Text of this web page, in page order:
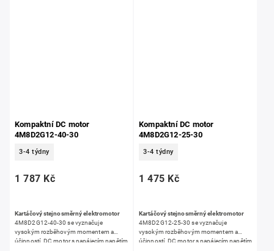
Kompaktní DC motor
4M8D2G12-40-30
3-4 týdny
1 787 Kč
Kartáčový stejnosměrný elektromotor
4M8D2G12-40-30 se vyznačuje
vysokým rozběhovým momentem a
účinností. DC motor s napájecím napětím
Kompaktní DC motor
4M8D2G12-25-30
3-4 týdny
1 475 Kč
Kartáčový stejnosměrný elektromotor
4M8D2G12-25-30 se vyznačuje
vysokým rozběhovým momentem a
účinností. DC motor s napájecím napětím